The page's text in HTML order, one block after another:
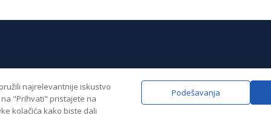
najrelevantnije iskustvo
"Prihvati" pristajete na
kolačića kako biste dali
Podešavanja